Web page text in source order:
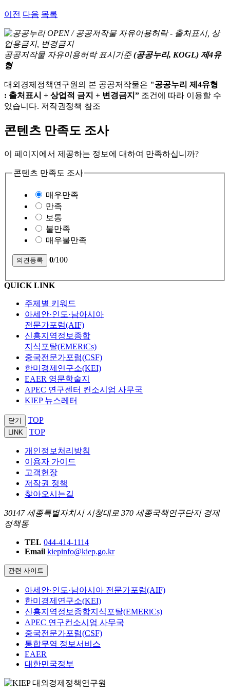
이전 다음 목록
공공저작물 자유이용허락 표시기준 (공공누리, KOGL) 제4유
형
대외경제정책연구원의 본 공공저작물은 "공공누리 제4유형
: 출처표시 + 상업적 금지 + 변경금지” 조건에 따라 이용할 수
있습니다. 저작권정책 참조
콘텐츠 만족도 조사
이 페이지에서 제공하는 정보에 대하여 만족하십니까?
콘텐츠 만족도 조사
매우만족
만족
보통
불만족
매우불만족
0/100
QUICK LINK
주제별 키워드
아세안·인도·남아시아
전문가포럼(AIF)
신흥지역정보종합
지식포탈(EMERiCs)
중국전문가포럼(CSF)
한미경제연구소(KEI)
EAER 영문학술지
APEC 연구센터 컨소시엄 사무국
KIEP 뉴스레터
닫기 TOP
LINK TOP
개인정보처리방침
이용자 가이드
고객헌장
저작권 정책
찾아오시는길
30147 세종특별자치시 시청대로 370 세종국책연구단지 경제
정책동
TEL 044-414-1114
Email kiepinfo@kiep.go.kr
관련 사이트
아세안·인도·남아시아 전문가포럼(AIF)
한미경제연구소(KEI)
신흥지역정보종합지식포탈(EMERiCs)
APEC 연구컨소시엄 사무국
중국전문가포럼(CSF)
통합무역 정보서비스
EAER
대한민국정부